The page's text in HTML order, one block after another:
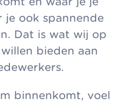
je ook spannende
Dat is wat wij op
bieden aan
binnenkomt, voel